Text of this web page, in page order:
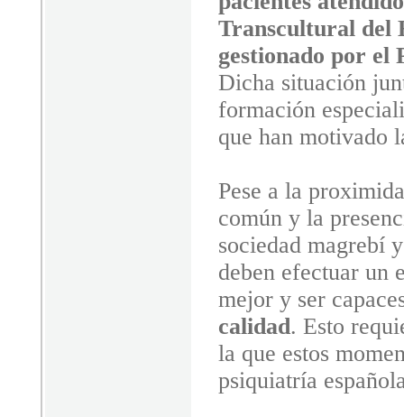
Transcultural del
gestionado por el
Dicha situación
formación
que han motivado
Pese a la
común y la
sociedad magrebí
deben efectuar un
mejor y ser
calidad. Esto
la que estos
psiquiatría